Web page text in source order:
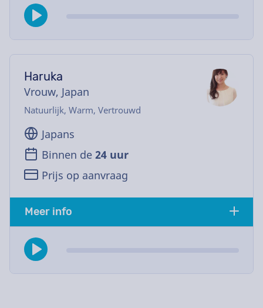
Haruka
Vrouw, Japan
Natuurlijk, Warm, Vertrouwd
Japans
Binnen de 24 uur
Prijs op aanvraag
Meer info